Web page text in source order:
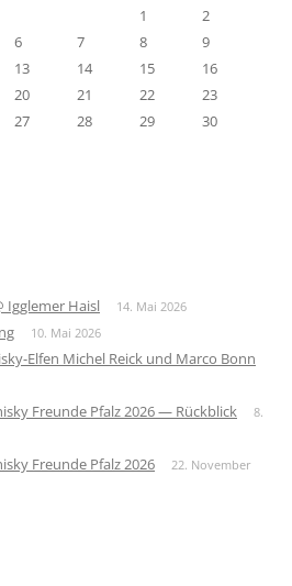
1
2
6 7 8
9
13 14 15
16
20 21 22
23
27 28 29
30
Igglemer Haisl 14. Mai 2026
10. Mai 2026
Elfen Michel Reick und Marco Bonn
Freunde Pfalz 2026 — Rückblick
8.
Freunde Pfalz 2026
22. November